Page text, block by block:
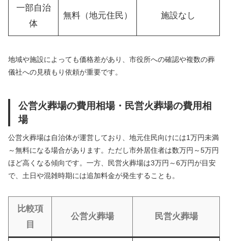
一部自治
体
無料（地元住民） 施設なし
地域や施設によっても価格差があり、市役所への確認や複数の葬
儀社への見積もり依頼が重要です。
公営火葬場の費用相場・民営火葬場の費用相
場
公営火葬場は自治体が運営しており、地元住民向けには1万円未満
～無料になる場合があります。ただし市外居住者は数万円～5万円
ほど高くなる傾向です。一方、民営火葬場は3万円～6万円が目安
で、土日や混雑時期には追加料金が発生することも。
比較項
目
公営火葬場 民営火葬場